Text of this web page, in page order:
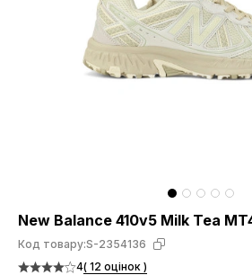
New Balance 410v5 Milk Tea
Код товару:S-2354136
4( 12 оцінок )